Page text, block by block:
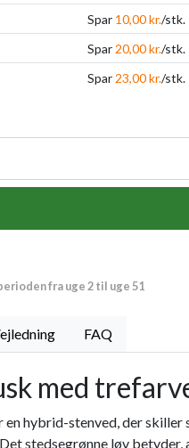
Spar 10,00 kr./stk.
Spar 20,00 kr./stk.
Spar 23,00 kr./stk.
fra uge 2 til uge 51
FAQ
med
hybrid-stenved, der
stedsegrønne løv